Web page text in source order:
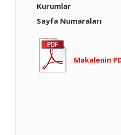
Kurumlar
Sayfa Numaraları
Makalenin